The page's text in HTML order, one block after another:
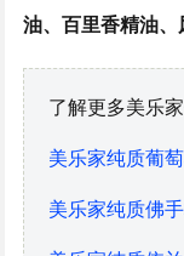
油、百里香精油
了解更多美乐
美乐家纯质葡
美乐家纯质佛